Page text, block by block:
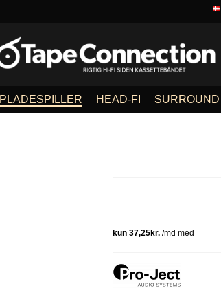
PLADESPILLER HEAD-FI SURROUND